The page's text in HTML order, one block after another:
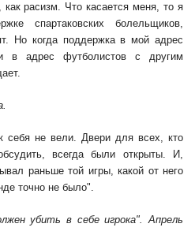
расизм. Что касается меня, то я
спартаковских болельщиков,
Но когда поддержка в мой адрес
в адрес футболистов с другим
себя не вели. Двери для всех, кто
всегда были открыты. И,
раньше той игры, какой от него
точно не было".
убить в себе игрока". Апрель